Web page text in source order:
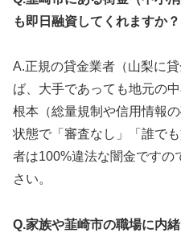
も即日融資してくれますか？
A.正規の貸金業者（山梨に
ば、大手であっても地元の
根本（総量規制や信用情報
状態で「審査なし」「誰で
者は100%違法な闇金ですの
さい。
Q.家族や韮崎市の職場に内